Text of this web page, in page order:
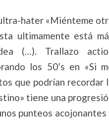
hater «Miénteme
ultimamente está
(…). Trallazo
los 50’s en «Si
que podrían recordar
tiene una
punteos acojonantes